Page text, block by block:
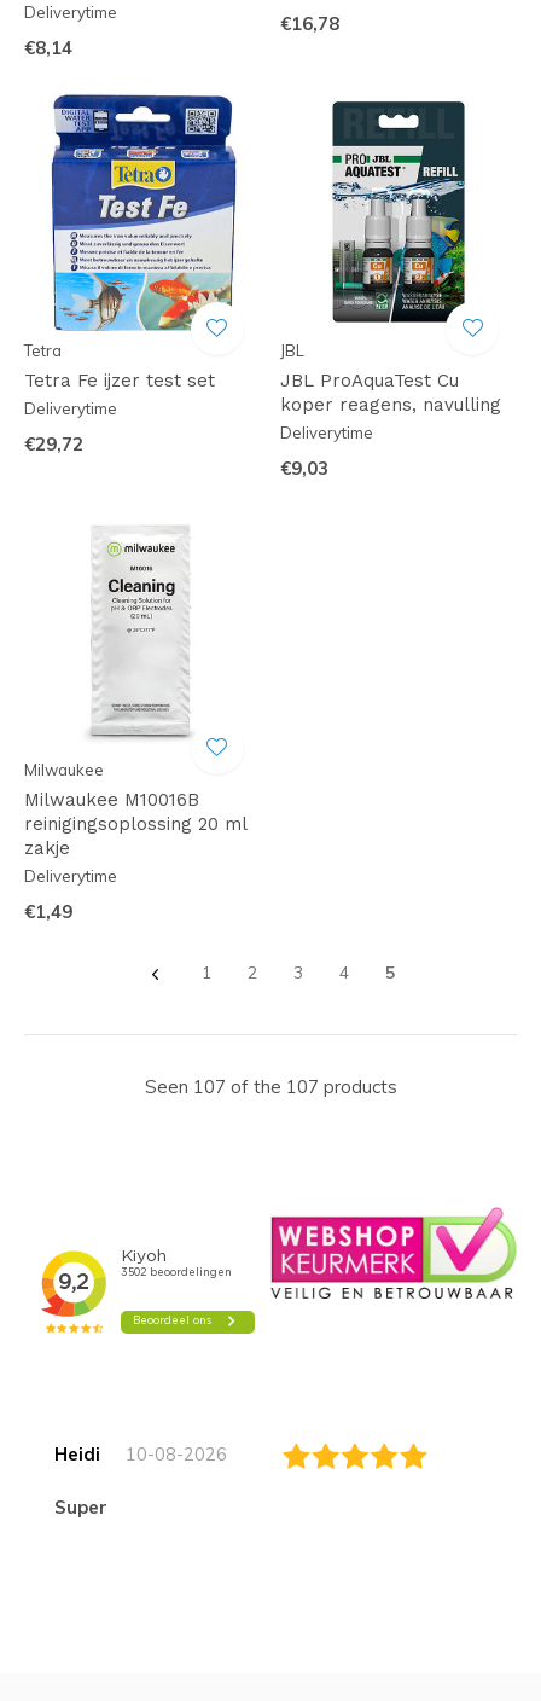
Deliverytime
€8,14
€16,78
Tetra
Tetra Fe ijzer test set
Deliverytime
€29,72
JBL
JBL ProAquaTest Cu
koper reagens, navulling
Deliverytime
€9,03
Milwaukee
Milwaukee M10016B
reinigingsoplossing 20 ml
zakje
Deliverytime
€1,49
1 2 3 4 5
Seen 107 of the 107 products
Heidi 10-08-2026
Super